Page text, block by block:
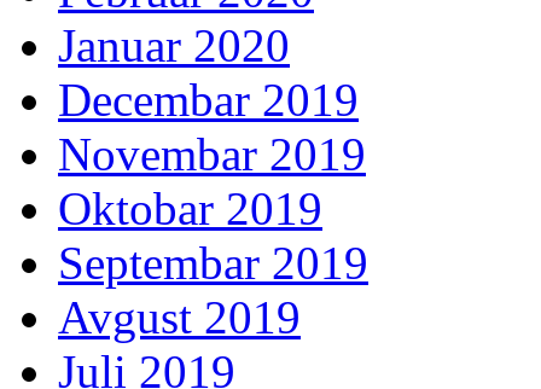
Januar 2020
Decembar 2019
Novembar 2019
Oktobar 2019
Septembar 2019
Avgust 2019
Juli 2019